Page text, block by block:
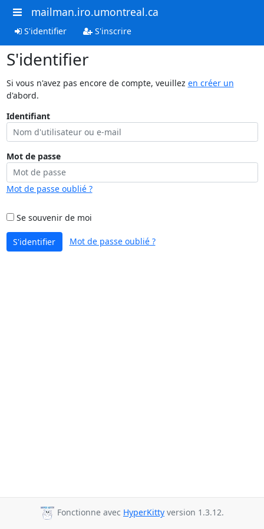
mailman.iro.umontreal.ca
S'identifier S'inscrire
S'identifier
Si vous n'avez pas encore de compte, veuillez en créer un
d'abord.
Identifiant
Mot de passe
Mot de passe oublié ?
Se souvenir de moi
S'identifier Mot de passe oublié ?
Fonctionne avec HyperKitty version 1.3.12.